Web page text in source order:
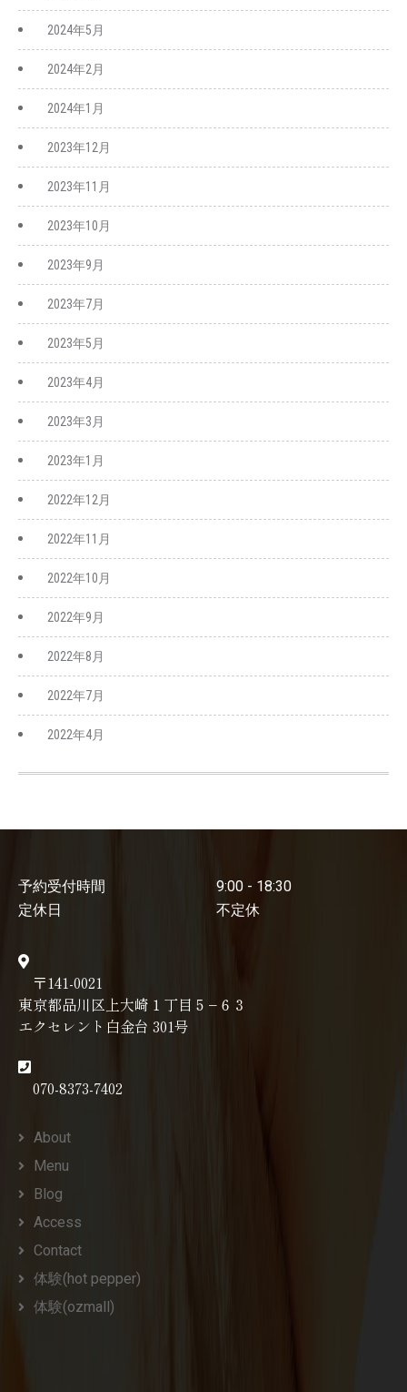
2024年5月
2024年2月
2024年1月
2023年12月
2023年11月
2023年10月
2023年9月
2023年7月
2023年5月
2023年4月
2023年3月
2023年1月
2022年12月
2022年11月
2022年10月
2022年9月
2022年8月
2022年7月
2022年4月
予約受付時間
9:00 - 18:30
定休日
不定休
〒141-0021
東京都品川区上大崎１丁目５−６３
エクセレント白金台 301号
070-8373-7402
About
Menu
Blog
Access
Contact
体験(hot pepper)
体験(ozmall)